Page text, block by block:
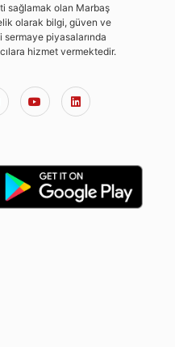
sağlamak olan Marbaş
olarak bilgi, güven ve
piyasalarında
hizmet vermektedir.